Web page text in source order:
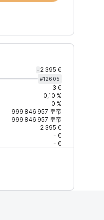
- 2 395 €
#12605
3 €
0,10 %
0 %
999 846 957 皇帝
999 846 957 皇帝
2 395 €
- €
- €
Mis à jour